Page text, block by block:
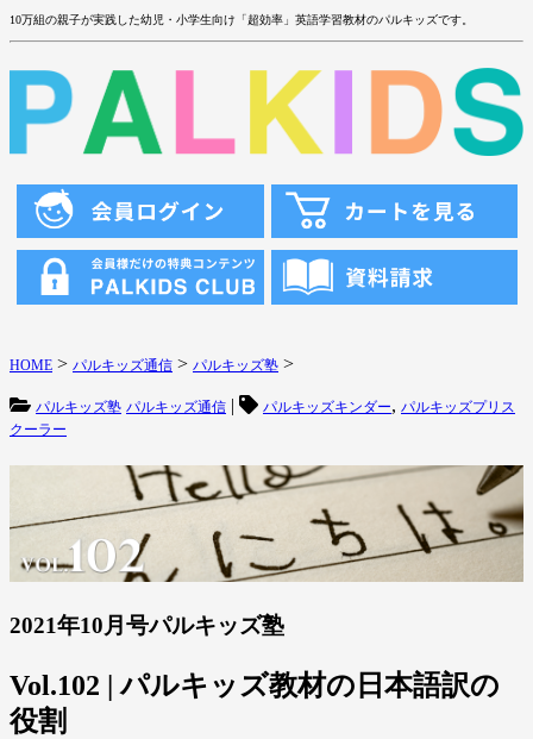
10万組の親子が実践した幼児・小学生向け「超効率」英語学習教材のパルキッズです。
HOME > パルキッズ通信 > パルキッズ塾 >
パルキッズ塾 パルキッズ通信 | パルキッズキンダー, パルキッズプリス
クーラー
2021年10月号パルキッズ塾
Vol.102 | パルキッズ教材の日本語訳の
役割